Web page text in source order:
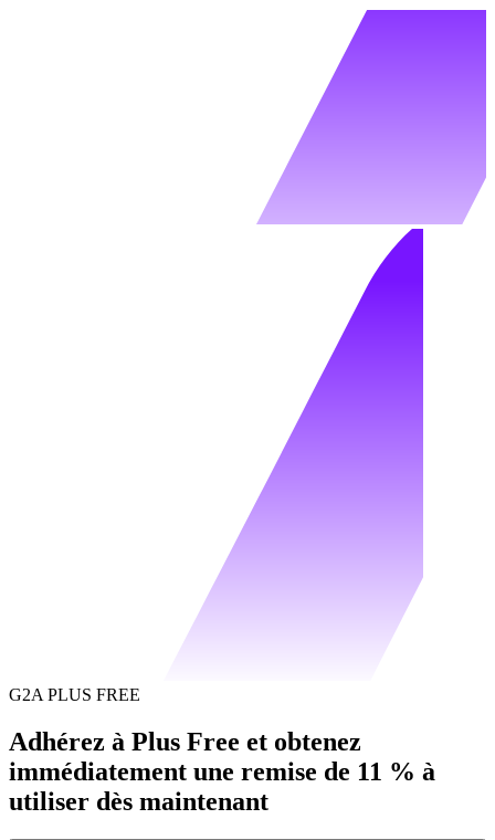
G2A PLUS FREE
Adhérez à Plus Free et obtenez
immédiatement une remise de 11 % à
utiliser dès maintenant